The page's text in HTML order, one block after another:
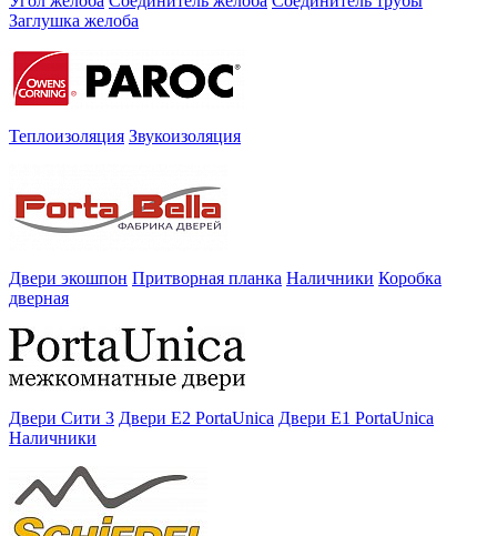
Заглушка желоба
Теплоизоляция Звукоизоляция
Двери экошпон Притворная планка Наличники Коробка
дверная
Двери Сити 3 Двери E2 PortaUnica Двери E1 PortaUnica
Наличники